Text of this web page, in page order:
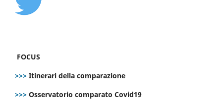
FOCUS
>>> Itinerari della comparazione
>>> Osservatorio comparato Covid19